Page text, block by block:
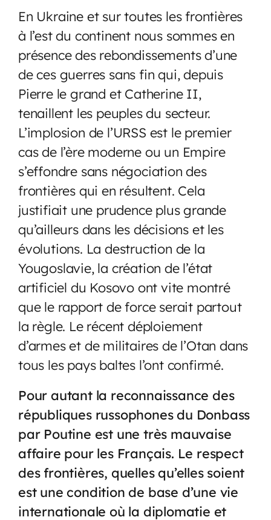
En Ukraine et sur toutes les frontières
à l’est du continent nous sommes en
présence des rebondissements d’une
de ces guerres sans fin qui, depuis
Pierre le grand et Catherine II,
tenaillent les peuples du secteur.
L’implosion de l’URSS est le premier
cas de l’ère moderne ou un Empire
s’effondre sans négociation des
frontières qui en résultent. Cela
justifiait une prudence plus grande
qu’ailleurs dans les décisions et les
évolutions. La destruction de la
Yougoslavie, la création de l’état
artificiel du Kosovo ont vite montré
que le rapport de force serait partout
la règle. Le récent déploiement
d’armes et de militaires de l’Otan dans
tous les pays baltes l’ont confirmé.
Pour autant la reconnaissance des
républiques russophones du Donbass
par Poutine est une très mauvaise
affaire pour les Français. Le respect
des frontières, quelles qu’elles soient
est une condition de base d’une vie
internationale où la diplomatie et